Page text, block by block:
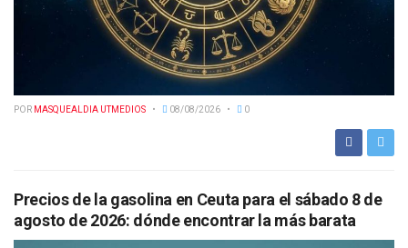
POR MASQUEALDIA UTMEDIOS 08/08/2026 0
Precios de la gasolina en Ceuta para el sábado 8 de
agosto de 2026: dónde encontrar la más barata